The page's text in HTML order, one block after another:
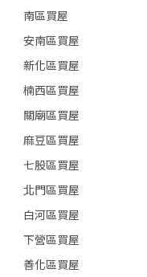
南區買屋
安南區買屋
新化區買屋
楠西區買屋
關廟區買屋
麻豆區買屋
七股區買屋
北門區買屋
白河區買屋
下營區買屋
善化區買屋